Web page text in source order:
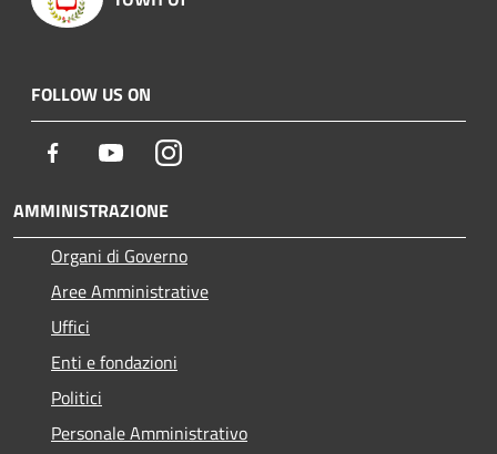
FOLLOW US ON
Facebook YoutubeInstagram
AMMINISTRAZIONE
Organi di Governo
Aree Amministrative
Uffici
Enti e fondazioni
Politici
Personale Amministrativo